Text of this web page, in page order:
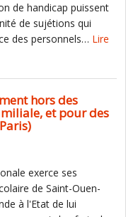
de handicap puissent
de sujétions qui
des personnels… Lire
hors des
et pour des
exerce ses
de Saint-Ouen-
à l'Etat de lui